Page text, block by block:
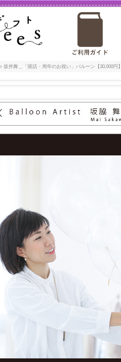
> 坂井舞＿「開店・周年のお祝い」バルーン【30,000円】